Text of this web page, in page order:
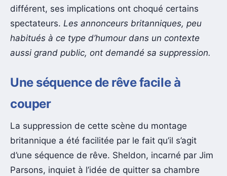
différent, ses implications ont choqué certains
spectateurs. Les annonceurs britanniques, peu
habitués à ce type d’humour dans un contexte
aussi grand public, ont demandé sa suppression.
Une séquence de rêve facile à
couper
La suppression de cette scène du montage
britannique a été facilitée par le fait qu’il s’agit
d’une séquence de rêve. Sheldon, incarné par Jim
Parsons, inquiet à l’idée de quitter sa chambre